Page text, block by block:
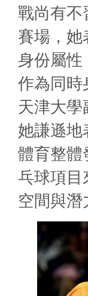
戰尚有不
賽場，她
身份屬性
作為同時
天津大學
她謙遜地
體育整體
乓球項目
空間與潛